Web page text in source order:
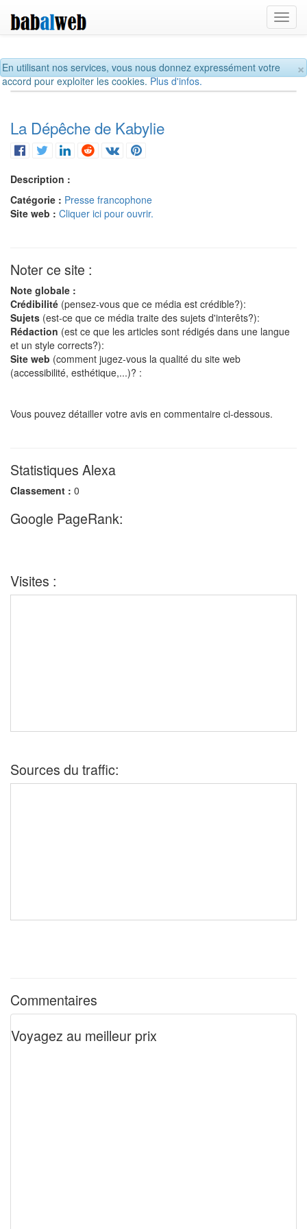
×
En utilisant nos services, vous nous donnez expressément votre
accord pour exploiter les cookies.Plus d'infos.
La Dépêche de Kabylie
Description :
Catégorie : Presse francophone
Site web : Cliquer ici pour ouvrir.
Noter ce site :
Note globale :
Crédibilité (pensez-vous que ce média est crédible?):
Sujets (est-ce que ce média traite des sujets d'interêts?):
Rédaction (est ce que les articles sont rédigés dans une langue
et un style corrects?):
Site web (comment jugez-vous la qualité du site web
(accessibilité, esthétique,...)? :
Vous pouvez détailler votre avis en commentaire ci-dessous.
Statistiques Alexa
Classement : 0
Google PageRank:
Visites :
Sources du traffic:
Commentaires
Voyagez au meilleur prix